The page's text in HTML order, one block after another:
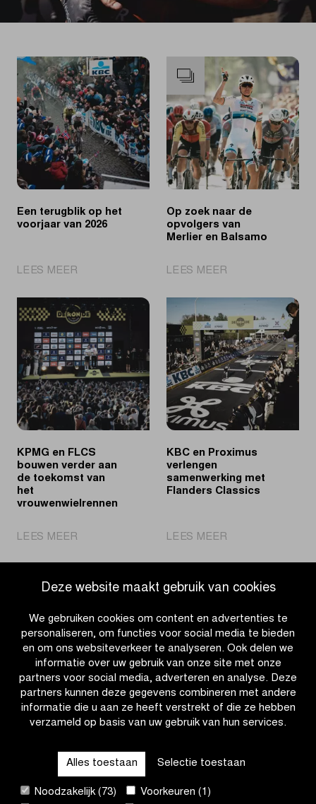
Deze website maakt gebruik van cookies
We gebruiken cookies om content en advertenties te
personaliseren, om functies voor social media te bieden
en om ons websiteverkeer te analyseren. Ook delen we
informatie over uw gebruik van onze site met onze
partners voor social media, adverteren en analyse. Deze
partners kunnen deze gegevens combineren met andere
informatie die u aan ze heeft verstrekt of die ze hebben
verzameld op basis van uw gebruik van hun services.
Alles toestaan Selectie toestaan
Noodzakelijk (73) Voorkeuren (1)
Een terugblik op het
voorjaar van 2026
LEES MEER
terugblik
op
het
voorjaar
van
2026
Op zoek naar de
opvolgers van
Merlier en Balsamo
LEES MEER
zoek
naar
de
opvolgers
van
Merlier
en
Balsamo
KPMG en FLCS
bouwen verder aan
de toekomst van
het
vrouwenwielrennen
LEES MEER
en
FLCS
verder
toekomst
van
het
vrouwenwielrennen
KBC en Proximus
verlengen
samenwerking met
Flanders Classics
LEES MEER
en
Proximus
samenwerking
met
Flanders
Classics
OTHER RACES